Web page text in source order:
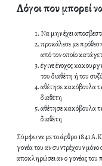
Λόγοι που μπορεί
Να μην έχει
προκάλεσε με
από τον οποίο
έγινε ένοχος
του διαθέτη ή του
αθέτησε κακόβουλα
διαθέτη
αθέτησε κακόβουλα
διαθέτη
Σύμφωνα με το άρθρο 1841
γονέα του αν συντρέχουν μόνο
αποκληρώσει αν ο γονέας